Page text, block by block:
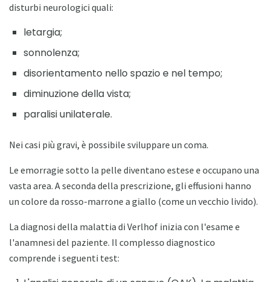
disturbi neurologici quali:
letargia;
sonnolenza;
disorientamento nello spazio e nel tempo;
diminuzione della vista;
paralisi unilaterale.
Nei casi più gravi, è possibile sviluppare un coma.
Le emorragie sotto la pelle diventano estese e occupano una
vasta area. A seconda della prescrizione, gli effusioni hanno
un colore da rosso-marrone a giallo (come un vecchio livido).
La diagnosi della malattia di Verlhof inizia con l'esame e
l'anamnesi del paziente. Il complesso diagnostico
comprende i seguenti test: